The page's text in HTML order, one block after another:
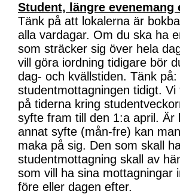
Student, längre evenemang
Tänk på att lokalerna är
alla vardagar. Om du ska ha
som sträcker sig över hela
vill göra iordning tidigare bör
dag- och kvällstiden. Tänk på:
studentmottagningen tidigt. Vi
på tiderna kring
syfte fram till den 1:a april. Är
annat syfte (mån-fre) kan
maka på sig. Den som skall
studentmottagning skall av
som vill ha sina mottagningar
före eller dagen efter.